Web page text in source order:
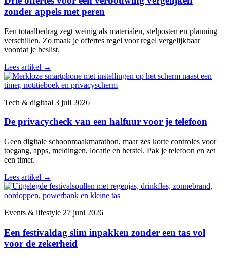
zonder appels met peren
Een totaalbedrag zegt weinig als materialen, stelposten en planning
verschillen. Zo maak je offertes regel voor regel vergelijkbaar
voordat je beslist.
Lees artikel →
Tech & digitaal 3 juli 2026
De privacycheck van een halfuur voor je telefoon
Geen digitale schoonmaakmarathon, maar zes korte controles voor
toegang, apps, meldingen, locatie en herstel. Pak je telefoon en zet
een timer.
Lees artikel →
Events & lifestyle 27 juni 2026
Een festivaldag slim inpakken zonder een tas vol
voor de zekerheid